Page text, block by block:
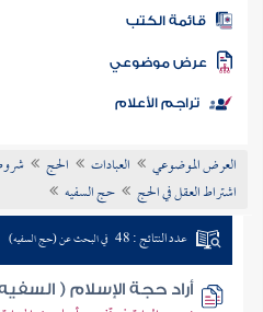
المكتبة
الكتب
موضوعي
تراجم الأعلام
العرض الموضوعي العبادات الحج
اشتراط العقل في الحج
حج السفيه
عدد النتائج : 48 في البحث عن (حج السفيه)
أراد حجة الإسلام (